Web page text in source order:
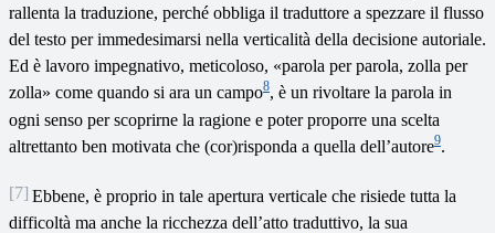
rallenta la traduzione, perché obbliga il traduttore a spezzare il flusso
del testo per immedesimarsi nella verticalità della decisione autoriale.
Ed è lavoro impegnativo, meticoloso, «parola per parola, zolla per
zolla» come quando si ara un campo8, è un rivoltare la parola in
ogni senso per scoprirne la ragione e poter proporre una scelta
altrettanto ben motivata che (cor)risponda a quella dell’autore9.
[7] Ebbene, è proprio in tale apertura verticale che risiede tutta la
difficoltà ma anche la ricchezza dell’atto traduttivo, la sua